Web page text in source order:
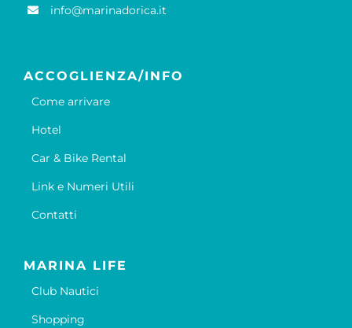
info@marinadorica.it
ACCOGLIENZA/INFO
Come arrivare
Hotel
Car & Bike Rental
Link e Numeri Utili
Contatti
MARINA LIFE
Club Nautici
Shopping